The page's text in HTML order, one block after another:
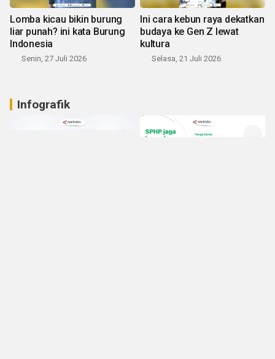
Lomba kicau bikin burung
liar punah? ini kata Burung
Indonesia
Senin, 27 Juli 2026
Ini cara kebun raya dekatkan
budaya ke Gen Z lewat
kultura
Selasa, 21 Juli 2026
Infografik